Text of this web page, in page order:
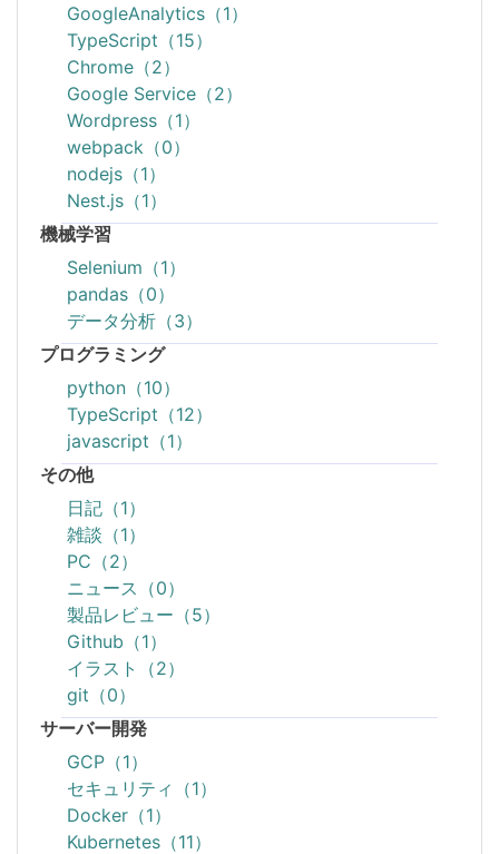
GoogleAnalytics（1）
TypeScript（15）
Chrome（2）
Google Service（2）
Wordpress（1）
webpack（0）
nodejs（1）
Nest.js（1）
機械学習
Selenium（1）
pandas（0）
データ分析（3）
プログラミング
python（10）
TypeScript（12）
javascript（1）
その他
日記（1）
雑談（1）
PC（2）
ニュース（0）
製品レビュー（5）
Github（1）
イラスト（2）
git（0）
サーバー開発
GCP（1）
セキュリティ（1）
Docker（1）
Kubernetes（11）